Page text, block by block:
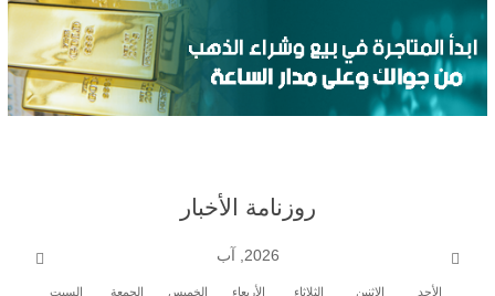
روزنامة الأخبار
2026, آب
الأحد الاثنين الثلاثاء الأربعاء الخميس الجمعة السبت